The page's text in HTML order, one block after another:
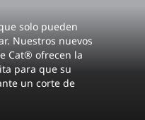
solo pueden
Nuestros nuevos
Cat® ofrecen la
para que su
un corte de